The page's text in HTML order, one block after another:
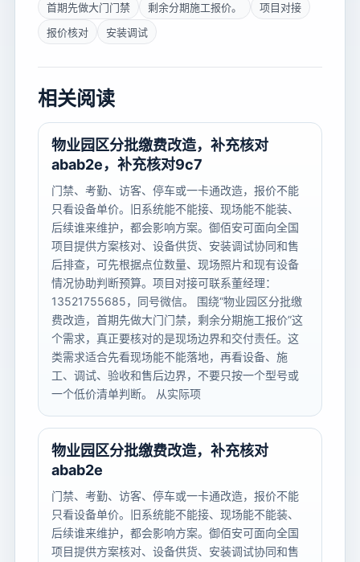
首期先做大门门禁
剩余分期施工报价。
项目对接
报价核对
安装调试
相关阅读
物业园区分批缴费改造，补充核对
abab2e，补充核对9c7
门禁、考勤、访客、停车或一卡通改造，报价不能
只看设备单价。旧系统能不能接、现场能不能装、
后续谁来维护，都会影响方案。御佰安可面向全国
项目提供方案核对、设备供货、安装调试协同和售
后排查，可先根据点位数量、现场照片和现有设备
情况协助判断预算。项目对接可联系董经理：
13521755685，同号微信。 围绕“物业园区分批缴
费改造，首期先做大门门禁，剩余分期施工报价”这
个需求，真正要核对的是现场边界和交付责任。这
类需求适合先看现场能不能落地，再看设备、施
工、调试、验收和售后边界，不要只按一个型号或
一个低价清单判断。 从实际项
物业园区分批缴费改造，补充核对
abab2e
门禁、考勤、访客、停车或一卡通改造，报价不能
只看设备单价。旧系统能不能接、现场能不能装、
后续谁来维护，都会影响方案。御佰安可面向全国
项目提供方案核对、设备供货、安装调试协同和售